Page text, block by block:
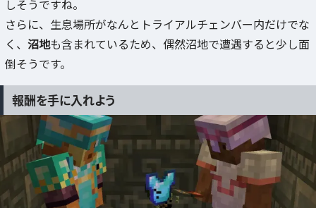
しそうですね。
さらに、生息場所がなんとトライアルチェンバー内だけでな
く、 沼地も含まれているため、偶然沼地で遭遇すると少し面
倒そうです。
報酬を手に入れよう